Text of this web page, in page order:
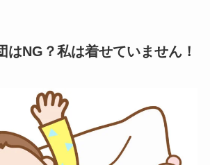
はNG？私は着せていません！